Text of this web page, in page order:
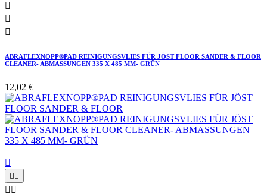



ABRAFLEXNOPP®PAD REINIGUNGSVLIES FÜR JÖST FLOOR SANDER & FLOOR
CLEANER- ABMASSUNGEN 335 X 485 MM- GRÜN
12,02 €

 
 